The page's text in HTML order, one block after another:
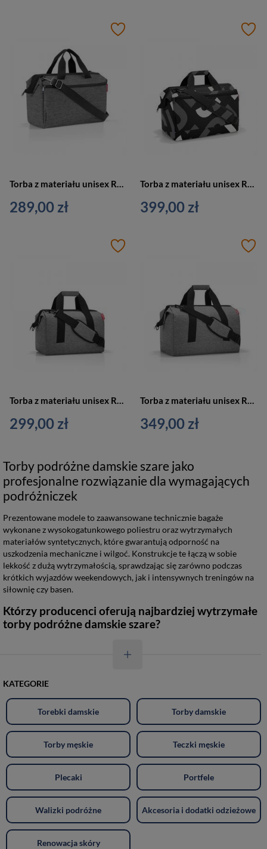
Torba z materiału unisex Reisenthel RMO7052 S podróżna szara
289,00 zł
Torba z materiału unisex Reisenthel RMK1033 L podróżna A4 szaro-czarna
399,00 zł
299,00 zł 349,00 zł
Torby podróżne damskie szare jako
profesjonalne rozwiązanie dla wymagających
podróżniczek
Prezentowane modele to zaawansowane technicznie bagaże
wykonane z wysokogatunkowego poliestru oraz wytrzymałych
materiałów syntetycznych, które gwarantują odporność na
uszkodzenia mechaniczne i wilgoć. Konstrukcje te łączą w sobie
lekkość z dużą wytrzymałością, sprawdzając się zarówno podczas
krótkich wyjazdów weekendowych, jak i intensywnych treningów na
siłownię czy basen.
Którzy producenci oferują najbardziej wytrzymałe
torby podróżne damskie szare?
KATEGORIE
Torebki damskie Torby damskie
Torby męskie Teczki męskie
Plecaki Portfele
Walizki podróżne Akcesoria i dodatki odzieżowe
Renowacja skóry